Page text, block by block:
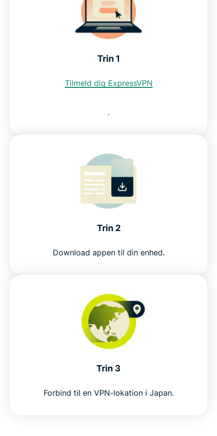
Brug japanske streamingtjenester med en VPN
Se, hvorfor ExpressVPN er den bedste VPN til
Download en japansk VPN til alle dine enheder
Kan jeg bruge en gratis VPN til at få en japansk IP-
Ofte stillede spørgsmål om VPN til Japan
Servere over hele verden
Why choose ExpressVPN for Japan?
ExpressVPN vs. free VPNs in Japan
Japan server locations
Popular VPN locations for Japan users
Trin 1
Tilmeld dig ExpressVPN
.
Trin 2
Download appen til din enhed.
Trin 3
Forbind til en VPN-lokation i Japan.